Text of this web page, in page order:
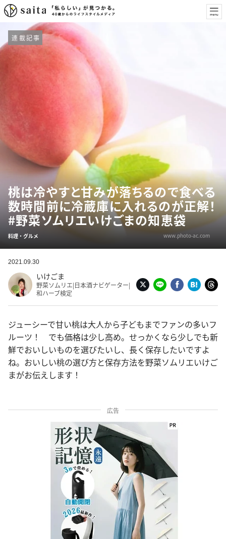
連載記事
桃は冷やすと甘みが落ちるので食べる
数時間前に冷蔵庫に入れるのが正解！
#野菜ソムリエいけごまの知恵袋
料理・グルメ www.photo-ac.com
2021.09.30
いけごま
野菜ソムリエ|日本酒ナビゲーター|
和ハーブ検定
ジューシーで甘い桃は大人から子どもまでファンの多いフ
ルーツ！ でも価格は少し高め。せっかくなら少しでも新
鮮でおいしいものを選びたいし、長く保存したいですよ
ね。おいしい桃の選び方と保存方法を野菜ソムリエいけご
まがお伝えします！
広告